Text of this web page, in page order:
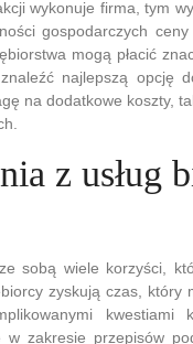
wykonuje firma, tym
gospodarczych
mogą płacić
najlepszą opcję
na dodatkowe koszty,
z usług
sobą wiele korzyści,
zyskują czas, który
kwestiami
zakresie przepisów